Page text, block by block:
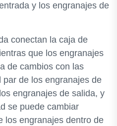
y los engranajes de
conectan la caja de
que los engranajes
de cambios con las
de los engranajes de
engranajes de salida, y
se puede cambiar
los engranajes dentro de